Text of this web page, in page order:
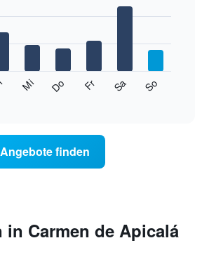
Mi Do Fr Sa So
Angebote finden
in Carmen de Apicalá